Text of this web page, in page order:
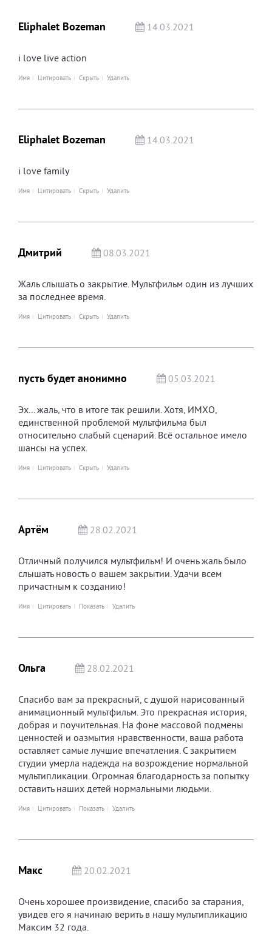
Eliphalet Bozeman 14.03.2021
i love live action
Имя Цитировать Скрыть Удалить
Eliphalet Bozeman 14.03.2021
i love family
Имя Цитировать Скрыть Удалить
Дмитрий 08.03.2021
Жаль слышать о закрытие. Мультфильм один из лучших
за последнее время.
Имя Цитировать Скрыть Удалить
пусть будет анонимно 05.03.2021
Эх... жаль, что в итоге так решили. Хотя, ИМХО,
единственной проблемой мультфильма был
относительно слабый сценарий. Всё остальное имело
шансы на успех.
Имя Цитировать Скрыть Удалить
Артём 28.02.2021
Отличный получился мультфильм! И очень жаль было
слышать новость о вашем закрытии. Удачи всем
причастным к созданию!
Имя Цитировать Показать Удалить
Ольга 28.02.2021
Спасибо вам за прекрасный, с душой нарисованный
анимационный мультфильм. Это прекрасная история,
добрая и поучительная. На фоне массовой подмены
ценностей и оазмытия нравственности, ваша работа
оставляет самые лучшие впечатления. С закрытием
студии умерла надежда на возрождение нормальной
мультипликации. Огромная благодарность за попытку
оставить наших детей нормальными людьми.
Имя Цитировать Показать Удалить
Макс 20.02.2021
Очень хорошее произвидение, спасибо за старания,
увидев его я начинаю верить в нашу мультипликацию
Максим 32 года.